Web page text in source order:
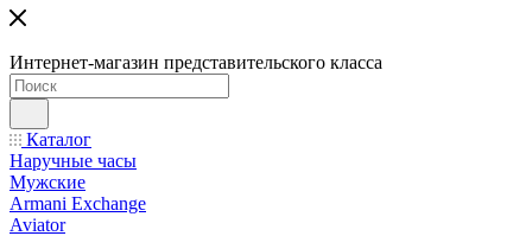
Интернет-магазин представительского класса
Каталог
Наручные часы
Мужские
Armani Exchange
Aviator